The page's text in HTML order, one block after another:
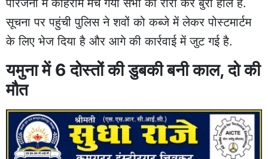
सूचना पर पहुंचीपुलिसने शवों को कब्जे में लेकर पोस्टमार्टम
के लिए भेज दिया है और आगे की कार्रवाई में जुट गई है.
यमुना में 6 दोस्तों की डुबकी बनी काल, दो की
मौत